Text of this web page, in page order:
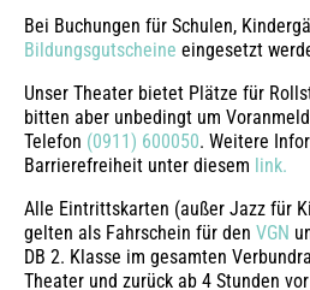
Bei Buchungen für Schulen,
Bildungsgutscheine eingesetzt
Unser Theater bietet Plätze für
bitten aber unbedingt um
Telefon (0911) 600050. Weitere
Barrierefreiheit unter diesem link.
Alle Eintrittskarten (außer Jazz für
gelten als Fahrschein für den VGN
DB 2. Klasse im gesamten
Theater und zurück ab 4 Stunden